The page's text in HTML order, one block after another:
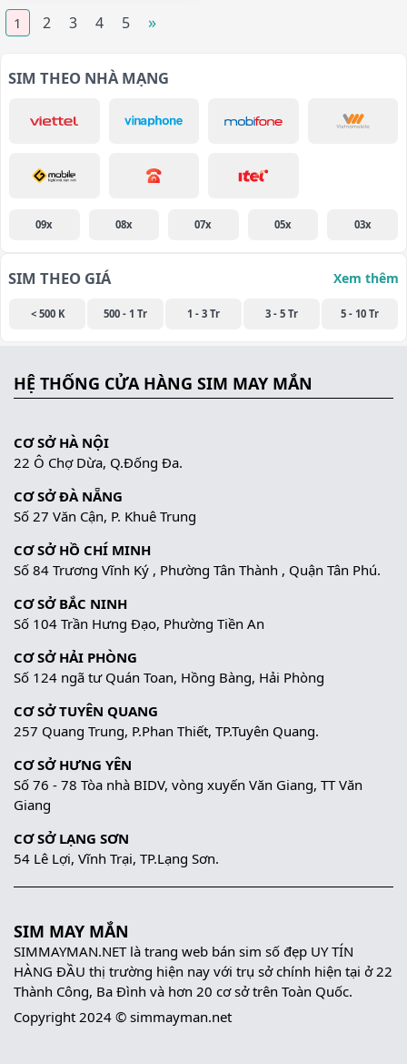
1 2 3 4 5 »
SIM THEO NHÀ MẠNG
09x 08x 07x 05x 03x
SIM THEO GIÁ Xem thêm
< 500 K 500 - 1 Tr 1 - 3 Tr 3 - 5 Tr 5 - 10 Tr
HỆ THỐNG CỬA HÀNG SIM MAY MẮN
CƠ SỞ HÀ NỘI
22 Ô Chợ Dừa, Q.Đống Đa.
CƠ SỞ ĐÀ NẴNG
Số 27 Văn Cận, P. Khuê Trung
CƠ SỞ HỒ CHÍ MINH
Số 84 Trương Vĩnh Ký , Phường Tân Thành , Quận Tân Phú.
CƠ SỞ BẮC NINH
Số 104 Trần Hưng Đạo, Phường Tiền An
CƠ SỞ HẢI PHÒNG
Số 124 ngã tư Quán Toan, Hồng Bàng, Hải Phòng
CƠ SỞ TUYÊN QUANG
257 Quang Trung, P.Phan Thiết, TP.Tuyên Quang.
CƠ SỞ HƯNG YÊN
Số 76 - 78 Tòa nhà BIDV, vòng xuyến Văn Giang, TT Văn
Giang
CƠ SỞ LẠNG SƠN
54 Lê Lợi, Vĩnh Trại, TP.Lạng Sơn.
SIM MAY MẮN
SIMMAYMAN.NET là trang web bán sim số đẹp UY TÍN
HÀNG ĐẦU thị trường hiện nay với trụ sở chính hiện tại ở 22
Thành Công, Ba Đình và hơn 20 cơ sở trên Toàn Quốc.
Copyright 2024 © simmayman.net